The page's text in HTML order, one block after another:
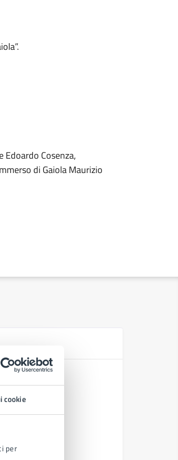
cookie
per
Edoardo Cosenza,
di Gaiola Maurizio